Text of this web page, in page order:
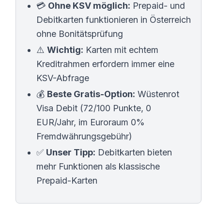
💳 Ohne KSV möglich: Prepaid- und
Debitkarten funktionieren in Österreich
ohne Bonitätsprüfung
⚠️ Wichtig: Karten mit echtem
Kreditrahmen erfordern immer eine
KSV-Abfrage
💰 Beste Gratis-Option: Wüstenrot
Visa Debit (72/100 Punkte, 0
EUR/Jahr, im Euroraum 0%
Fremdwährungsgebühr)
✅ Unser Tipp: Debitkarten bieten
mehr Funktionen als klassische
Prepaid-Karten